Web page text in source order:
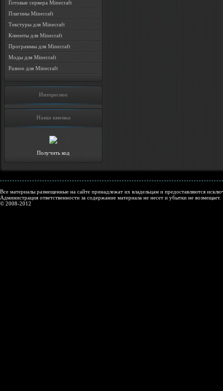
Готовые сервера Minecraft
Плагины Minecraft
Текстуры для Minecraft
Клиенты для Minecraft
Программы для Minecraft
Моды для Minecraft
Разное для Minecraft
Интересное
Наша кнопка
Получить код
Все материалы размещенные на сайте принадлежат их владельцам и предоставляются
Администрация ответственности за содержание материала не несет и убытки не возмещает.
© 2008-2012